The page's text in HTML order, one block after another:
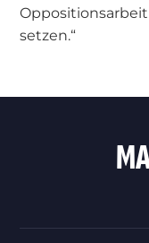
setzen.“